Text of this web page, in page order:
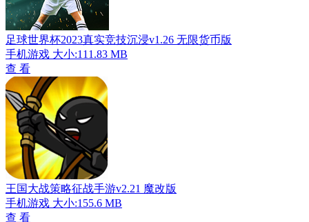
足球世界杯2023真实竞技沉浸v1.26 无限货币版
手机游戏 大小:111.83 MB
查 看
王国大战策略征战手游v2.21 魔改版
手机游戏 大小:155.6 MB
查 看